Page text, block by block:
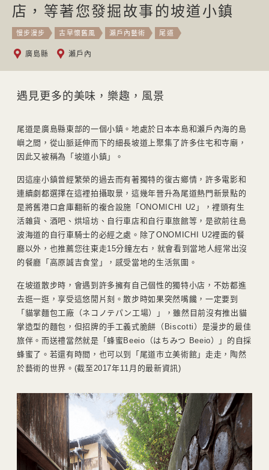
店，等著您發掘故事的坡道小鎮
慢步漫步 古早懷舊風 瀨戶內藝術 尾道
廣島縣 瀨戶內
遇見更多的美味，樂趣，風景
尾道是廣島縣東部的一個小鎮。地處於日本本島和瀨戶內海的島
嶼之間，從山脈延伸而下的細長坡道上聚集了許多住宅和寺廟，
因此又被稱為「坡道小鎮」。
因這座小鎮曾經繁榮的過去而有著獨特的復古鄉情，許多電影和
連續劇都選擇在這裡拍攝取景，這幾年晉升為尾道熱門新景點的
是將舊港口倉庫翻新的複合設施「ONOMICHI U2」，裡頭有生
活雜貨、酒吧、烘培坊、自行車店和自行車旅館等，是欲前往島
波海道的自行車騎士的必經之處。除了ONOMICHI U2裡面的餐
廳以外，也推薦您往東走15分鐘左右，就會看到當地人經常出沒
的餐廳「高原誠吉食堂」，感受當地的生活氛圍。
在坡道散步時，會遇到許多擁有自己個性的獨特小店，不妨都進
去逛一逛，享受這悠閒片刻。散步時如果突然嘴饞，一定要到
「貓掌麵包工廠（ネコノテパン工場）」，雖然目前沒有推出貓
掌造型的麵包，但招牌的手工義式脆餅（Biscotti）是漫步的最佳
旅伴。而送禮當然就是「蜂蜜Beeio（はちみつ Beeio）」的自採
蜂蜜了。若還有時間，也可以到「尾道市立美術館」走走，陶然
於藝術的世界。(截至2017年11月的最新資訊)